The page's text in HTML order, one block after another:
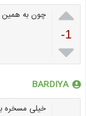

-1

چون به همین
BARDIYA
خیلی مسخره